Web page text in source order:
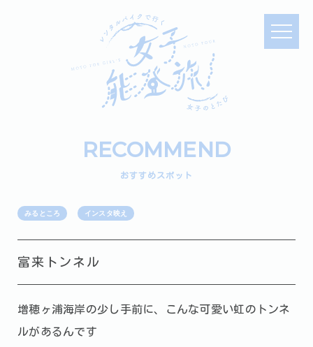
RECOMMEND
おすすめスポット
みるところ インスタ映え
富来トンネル
増穂ヶ浦海岸の少し手前に、こんな可愛い虹のトンネ
ルがあるんです